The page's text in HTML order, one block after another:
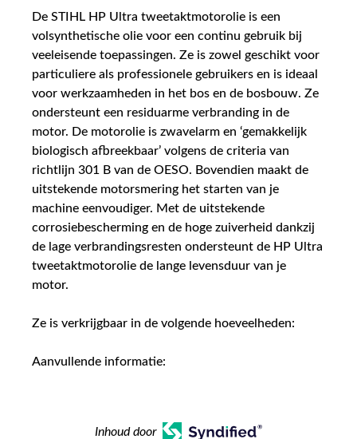
De STIHL HP Ultra tweetaktmotorolie is een
volsynthetische olie voor een continu gebruik bij
veeleisende toepassingen. Ze is zowel geschikt voor
particuliere als professionele gebruikers en is ideaal
voor werkzaamheden in het bos en de bosbouw. Ze
ondersteunt een residuarme verbranding in de
motor. De motorolie is zwavelarm en ‘gemakkelijk
biologisch afbreekbaar’ volgens de criteria van
richtlijn 301 B van de OESO. Bovendien maakt de
uitstekende motorsmering het starten van je
machine eenvoudiger. Met de uitstekende
corrosiebescherming en de hoge zuiverheid dankzij
de lage verbrandingsresten ondersteunt de HP Ultra
tweetaktmotorolie de lange levensduur van je
motor.
Ze is verkrijgbaar in de volgende hoeveelheden:
Aanvullende informatie:
Inhoud door